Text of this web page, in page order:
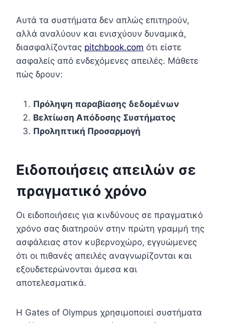
Αυτά τα συστήματα δεν απλώς επιτηρούν,
αλλά αναλύουν και ενισχύουν δυναμικά,
διασφαλίζοντας pitchbook.com ότι είστε
ασφαλείς από ενδεχόμενες απειλές. Μάθετε
πώς δρουν:
Πρόληψη παραβίασης δεδομένων
Βελτίωση Απόδοσης Συστήματος
Προληπτική Προσαρμογή
Ειδοποιήσεις απειλών σε
πραγματικό χρόνο
Οι ειδοποιήσεις για κινδύνους σε πραγματικό
χρόνο σας διατηρούν στην πρώτη γραμμή της
ασφάλειας στον κυβερνοχώρο, εγγυώμενες
ότι οι πιθανές απειλές αναγνωρίζονται και
εξουδετερώνονται άμεσα και
αποτελεσματικά.
Η Gates of Olympus χρησιμοποιεί συστήματα